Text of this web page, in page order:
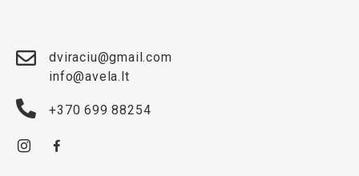
dviraciu@gmail.com
info@avela.lt
+370 699 88254